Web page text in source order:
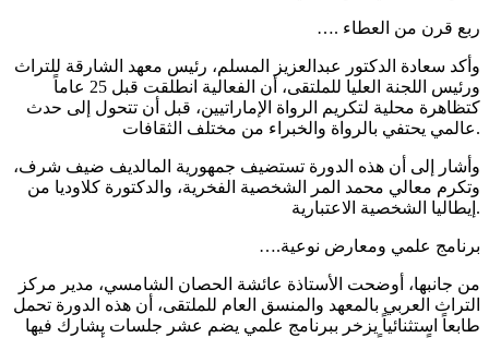
…. ربع قرن من العطاء
وأكد سعادة الدكتور عبدالعزيز المسلم، رئيس معهد الشارقة للتراث
ورئيس اللجنة العليا للملتقى، أن الفعالية انطلقت قبل 25 عاماً
كتظاهرة محلية لتكريم الرواة الإماراتيين، قبل أن تتحول إلى حدث
عالمي يحتفي بالرواة والخبراء من مختلف الثقافات.
وأشار إلى أن هذه الدورة تستضيف جمهورية المالديف ضيف شرف،
وتكرم معالي محمد المر الشخصية الفخرية، والدكتورة كلاوديا من
إيطاليا الشخصية الاعتبارية.
….برنامج علمي ومعارض نوعية
من جانبها، أوضحت الأستاذة عائشة الحصان الشامسي، مدير مركز
التراث العربي بالمعهد والمنسق العام للملتقى، أن هذه الدورة تحمل
طابعاً استثنائياً يزخر ببرنامج علمي يضم عشر جلسات يشارك فيها